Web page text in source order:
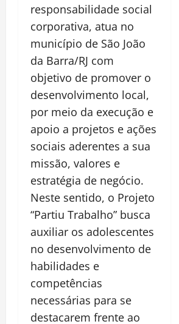
responsabilidade social
corporativa, atua no
município de São João
da Barra/RJ com
objetivo de promover o
desenvolvimento local,
por meio da execução e
apoio a projetos e ações
sociais aderentes a sua
missão, valores e
estratégia de negócio.
Neste sentido, o Projeto
“Partiu Trabalho” busca
auxiliar os adolescentes
no desenvolvimento de
habilidades e
competências
necessárias para se
destacarem frente ao